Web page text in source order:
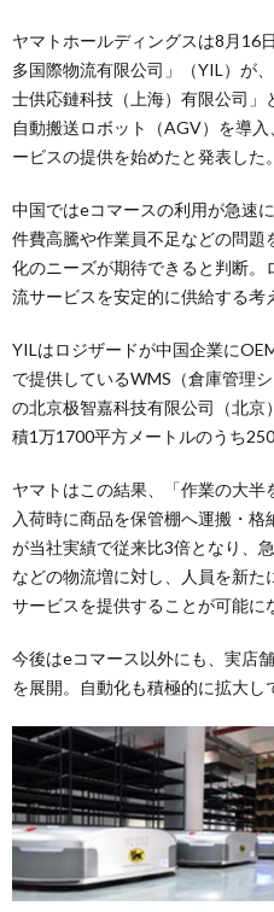
ヤマトホールディングスは8月16
多国際物流有限公司」（YIL）が
士供応鏈科技（上海）有限公司」
自動搬送ロボット（AGV）を導
ービスの提供を始めたと発表した。
中国ではeコマースの利用が急速
件費高騰や作業員不足などの問題
化のニーズが期待できると判断
流サービスを安定的に供給する考
YILはロジザードが中国企業に
で提供しているWMS（倉庫管理
の北京极智嘉科技有限公司（北
積1万1700平方メートルのうち
ヤマトはこの結果、「作業の大半
入荷時に商品を保管棚へ運搬・
が当社実績で従来比3倍となり、
などの物流増に対し、人員を新
サービスを提供することが可能に
今後はeコマース以外にも、実店
を展開。自動化も積極的に拡大し